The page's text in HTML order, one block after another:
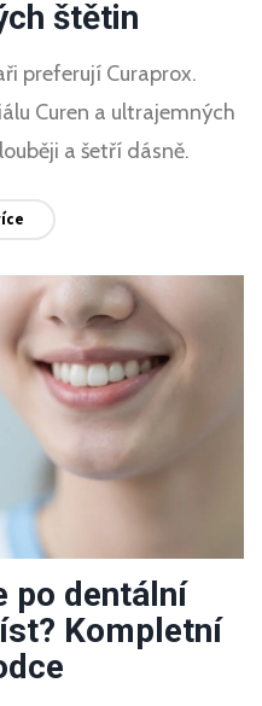
štětin
preferují Curaprox.
Curen a ultrajemných
a šetří dásně.
po dentální
Kompletní